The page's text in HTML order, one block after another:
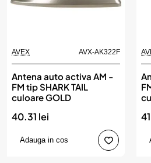
AVEX AVX-AK322F
Antena auto activa AM -
FM tip SHARK TAIL
culoare GOLD
40.31 lei
Adauga in cos